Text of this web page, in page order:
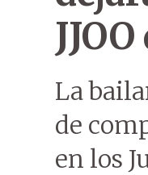
La
de
en los